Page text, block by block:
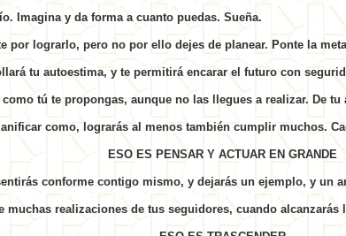
Imagina y da forma a cuanto puedas. Sueña.
por lograrlo, pero no por ello dejes de planear. Ponte la
tu autoestima, y te permitirá encarar el futuro con
tú te propongas, aunque no las llegues a realizar. De
como, lograrás al menos también cumplir muchos.
ESO ES PENSAR Y ACTUAR EN GRANDE
conforme contigo mismo, y dejarás un ejemplo, y un
realizaciones de tus seguidores, cuando alcanzarás